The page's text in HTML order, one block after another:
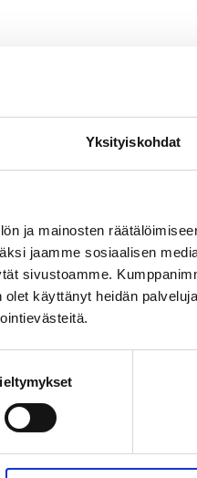
Yksityiskohdat
ja mainosten
jaamme sosiaalisen
sivustoamme.
käyttänyt heidän